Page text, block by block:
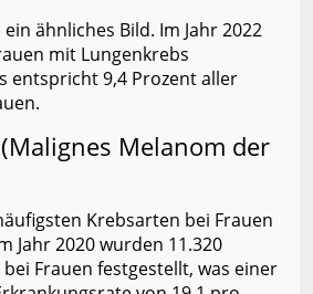
ähnliches Bild. Im Jahr 2022
mit Lungenkrebs
entspricht 9,4 Prozent aller
Melanom der
Krebsarten bei Frauen
Jahr 2020 wurden 11.320
Frauen festgestellt, was einer